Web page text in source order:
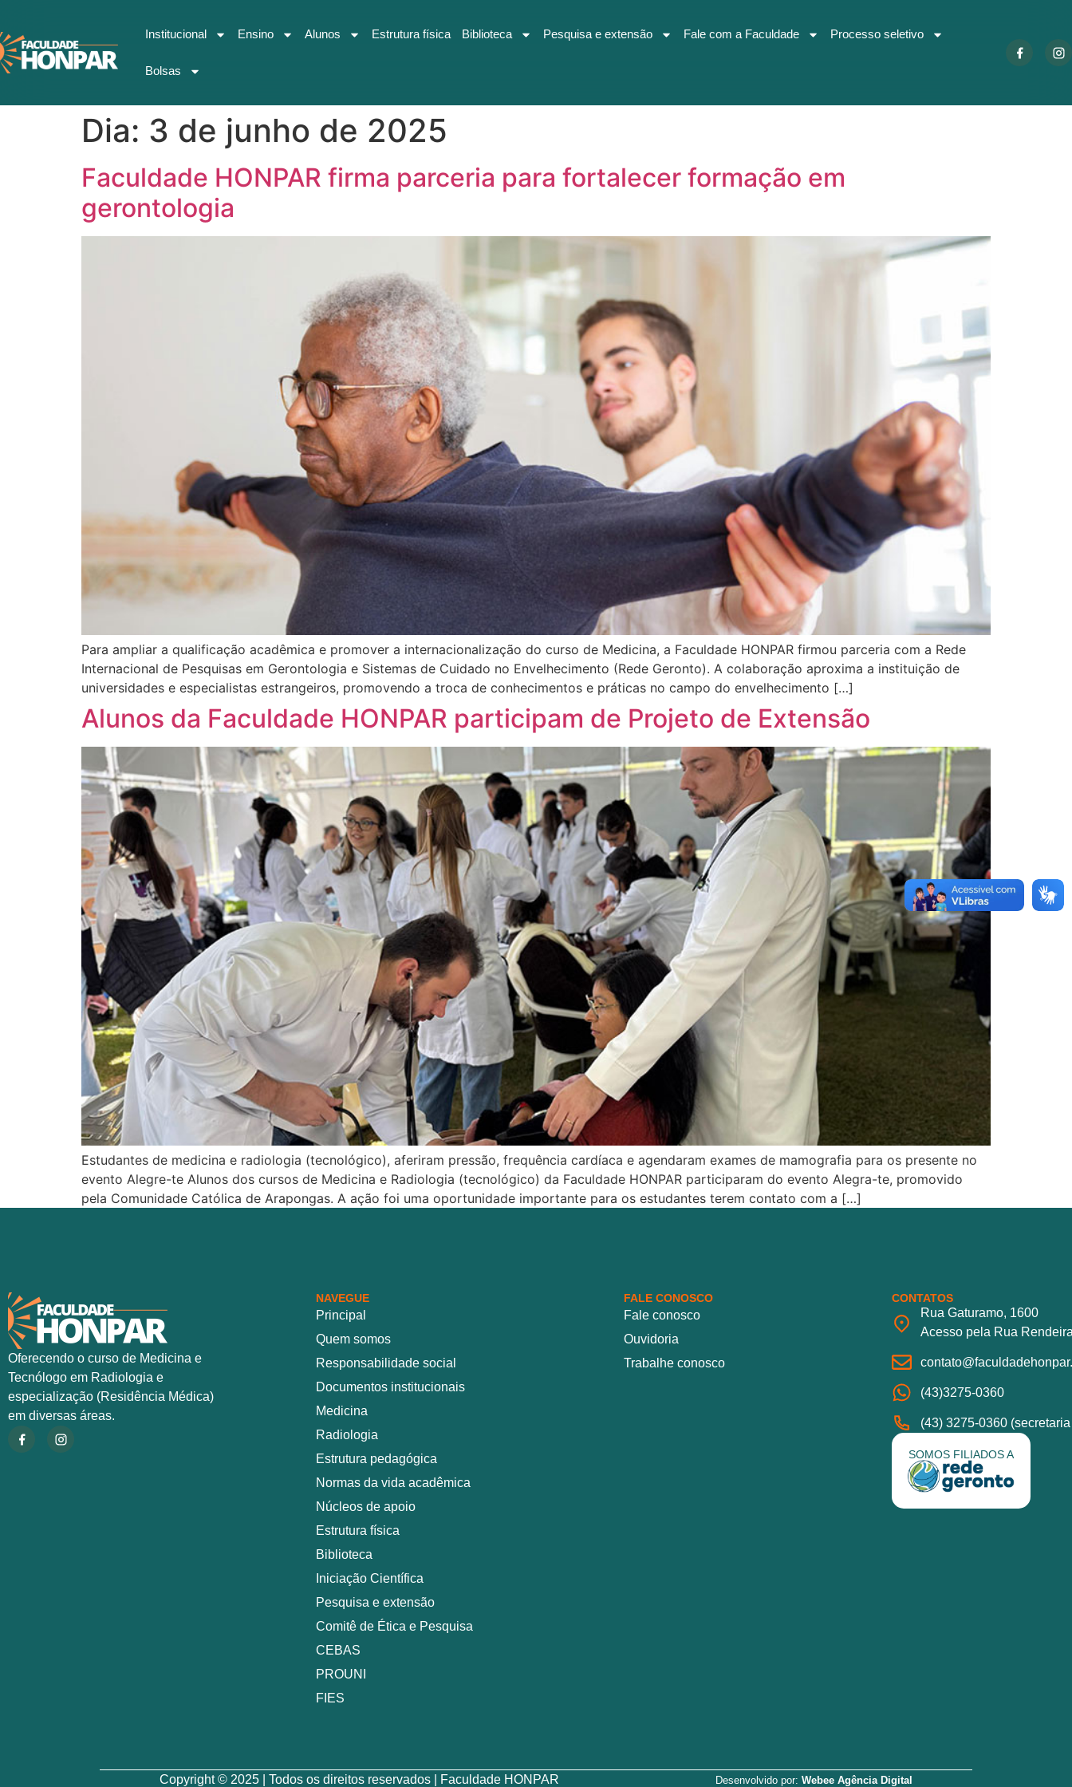
Institucional Ensino Alunos Estrutura física Biblioteca Pesquisa e extensão Fale com a Faculdade Processo seletivo
Bolsas
Dia: 3 de junho de 2025
Faculdade HONPAR firma parceria para fortalecer formação em
gerontologia
Para ampliar a qualificação acadêmica e promover a internacionalização do curso de Medicina, a Faculdade HONPAR firmou parceria com a Rede
Internacional de Pesquisas em Gerontologia e Sistemas de Cuidado no Envelhecimento (Rede Geronto). A colaboração aproxima a instituição de
universidades e especialistas estrangeiros, promovendo a troca de conhecimentos e práticas no campo do envelhecimento […]
Alunos da Faculdade HONPAR participam de Projeto de Extensão
Estudantes de medicina e radiologia (tecnológico), aferiram pressão, frequência cardíaca e agendaram exames de mamografia para os presente no
evento Alegre-te Alunos dos cursos de Medicina e Radiologia (tecnológico) da Faculdade HONPAR participaram do evento Alegra-te, promovido
pela Comunidade Católica de Arapongas. A ação foi uma oportunidade importante para os estudantes terem contato com a […]
Oferecendo o curso de Medicina e
Tecnólogo em Radiologia e
especialização (Residência Médica)
em diversas áreas.
NAVEGUE
Principal
Quem somos
Responsabilidade social
Documentos institucionais
Medicina
Radiologia
Estrutura pedagógica
Normas da vida acadêmica
Núcleos de apoio
Estrutura física
Biblioteca
Iniciação Científica
Pesquisa e extensão
Comitê de Ética e Pesquisa
CEBAS
PROUNI
FIES
FALE CONOSCO
Fale conosco
Ouvidoria
Trabalhe conosco
CONTATOS
Rua Gaturamo, 1600
Acesso pela Rua
(43)3275-0360
(43) 3275-0360
SOMOS FILIADOS A
Copyright © 2025 | Todos os direitos reservados | Faculdade HONPAR Desenvolvido por: Webee Agência Digital